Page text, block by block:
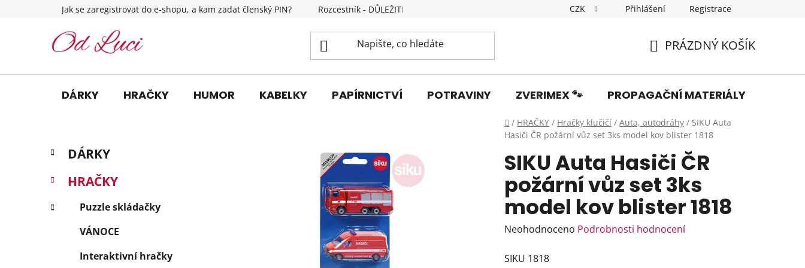
Jak se zaregistrovat do e-shopu, a kam zadat členský PIN? Rozcestník - DŮLEŽITÉ INFORMACE Dopravné Obchodní podmínky Podmínky ochrany
CZK Přihlášení Registrace
KOŠÍK
PRÁZDNÝ KOŠÍK
DÁRKY HRAČKY HUMOR KABELKY PAPÍRNICTVÍ POTRAVINY ZVERIMEX 🐾 PROPAGAČNÍ MATERIÁLY
Domů
/ HRAČKY / Hračky klučičí / Auta, autodráhy / SIKU Auta
Hasiči ČR požární vůz set 3ks model kov blister 1818
P
s
r
Přeskočit
kategorie
K
a
e
o
DÁRKY
HRAČKY
Puzzle skládačky
VÁNOCE
Interaktivní hračky
SIKU Auta Hasiči ČR
požární vůz set 3ks
model kov blister 1818
Průměrné
produktu
Neohodnoceno Podrobnosti hodnocení
SIKU 1818